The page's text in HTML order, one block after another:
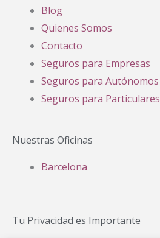
Blog
Quienes Somos
Contacto
Seguros para Empresas
Seguros para Autónomos
Seguros para Particulares
Nuestras Oficinas
Barcelona
Tu Privacidad es Importante